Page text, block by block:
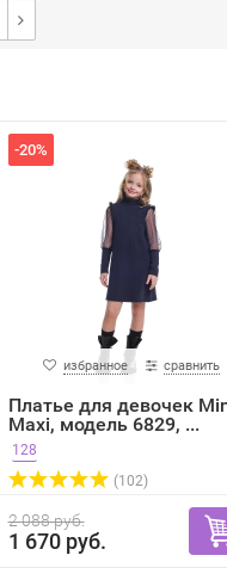
-20%
избранное сравнить
Платье для девочек
Maxi, модель 6829, ...
128
(102)
2 088 руб.
1 670 руб.